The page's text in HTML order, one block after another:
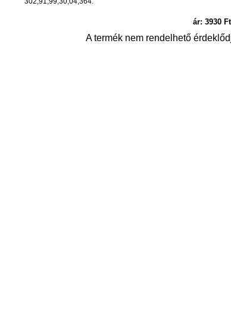
ár:3930 Ft
A termék nem rendelhető